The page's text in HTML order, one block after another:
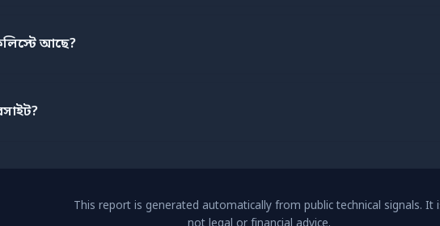
আছে?
This report is generated automatically from public technical signals. It